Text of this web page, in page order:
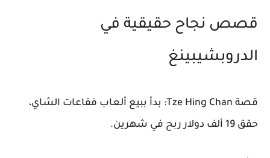
قصص نجاح حقيقية في
الدروبشيبينغ
قصة Tze Hing Chan: بدأ ببيع ألعاب فقاعات الشاي،
حقق 19 ألف دولار ربح في شهرين.